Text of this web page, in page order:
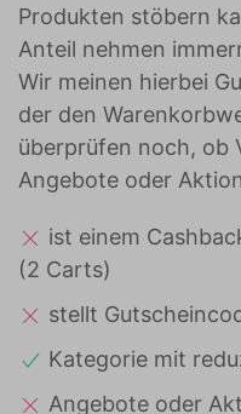
Produkten stöbern
Anteil nehmen
Wir meinen hierbei
der den
überprüfen noch, ob
Angebote oder
ist einem
(2 Carts)
stellt
Kategorie mit
Angebote oder